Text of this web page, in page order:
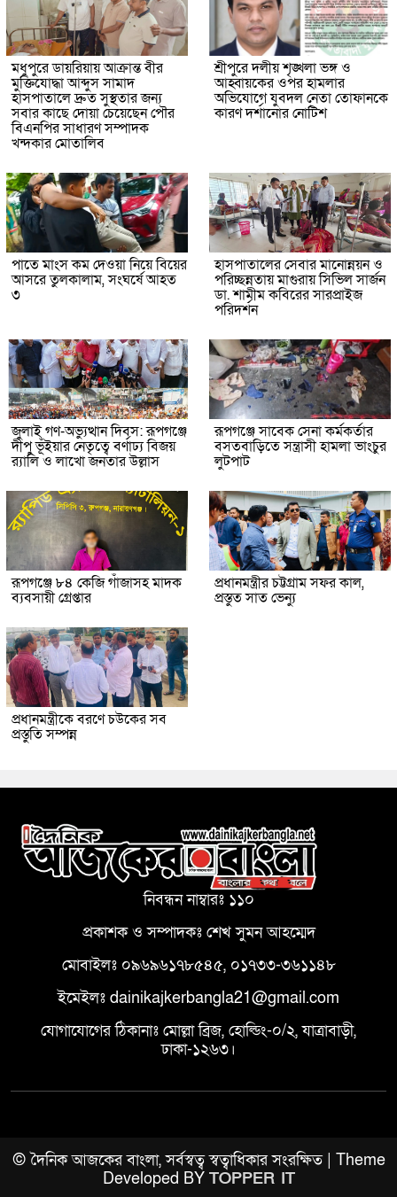
মধুপুরে ডায়রিয়ায় আক্রান্ত বীর
মুক্তিযোদ্ধা আব্দুস সামাদ
হাসপাতালে দ্রুত সুস্থতার জন্য
সবার কাছে দোয়া চেয়েছেন পৌর
বিএনপির সাধারণ সম্পাদক
খন্দকার মোতালিব
শ্রীপুরে দলীয় শৃঙ্খলা ভঙ্গ ও
আহ্বায়কের ওপর হামলার
অভিযোগে যুবদল নেতা তোফানকে
কারণ দর্শানোর নোটিশ
পাতে মাংস কম দেওয়া নিয়ে বিয়ের
আসরে তুলকালাম, সংঘর্ষে আহত
৩
হাসপাতালের সেবার মানোন্নয়ন ও
পরিচ্ছন্নতায় মাগুরায় সিভিল সার্জন
ডা. শামীম কবিরের সারপ্রাইজ
পরিদর্শন
জুলাই গণ-অভ্যুত্থান দিবস: রূপগঞ্জে
দীপু ভূঁইয়ার নেতৃত্বে বর্ণাঢ্য বিজয়
র‌্যালি ও লাখো জনতার উল্লাস
রূপগঞ্জে সাবেক সেনা কর্মকর্তার
বসতবাড়িতে সন্ত্রাসী হামলা ভাংচুর
লুটপাট
রূপগঞ্জে ৮৪ কেজি গাঁজাসহ মাদক
ব্যবসায়ী গ্রেপ্তার
প্রধানমন্ত্রীর চট্টগ্রাম সফর কাল,
প্রস্তুত সাত ভেন্যু
প্রধানমন্ত্রীকে বরণে চউকের সব
প্রস্তুতি সম্পন্ন
নিবন্ধন নাম্বারঃ ১১০
প্রকাশক ও সম্পাদকঃ শেখ সুমন আহম্মেদ
মোবাইলঃ ০৯৬৯৬১৭৮৫৪৫, ০১৭৩৩-৩৬১১৪৮
ইমেইলঃ dainikajkerbangla21@gmail.com
যোগাযোগের ঠিকানাঃ মোল্লা ব্রিজ, হোল্ডিং-০/২, যাত্রাবাড়ী,
ঢাকা-১২৬৩।
© দৈনিক আজকের বাংলা, সর্বস্বত্ব স্বত্বাধিকার সংরক্ষিত | Theme
Developed BY TOPPER IT